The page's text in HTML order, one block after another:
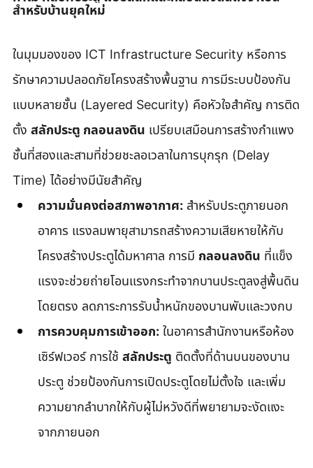
สำหรับบ้านยุคใหม่
ในมุมมองของ ICT Infrastructure Security หรือการ
รักษาความปลอดภัยโครงสร้างพื้นฐาน การมีระบบป้องกัน
แบบหลายชั้น (Layered Security) คือหัวใจสำคัญ การติด
ตั้ง สลักประตู กลอนลงดิน เปรียบเสมือนการสร้างกำแพง
ชั้นที่สองและสามที่ช่วยชะลอเวลาในการบุกรุก (Delay
Time) ได้อย่างมีนัยสำคัญ
ความมั่นคงต่อสภาพอากาศ: สำหรับประตูภายนอก
อาคาร แรงลมพายุสามารถสร้างความเสียหายให้กับ
โครงสร้างประตูได้มหาศาล การมี กลอนลงดิน ที่แข็ง
แรงจะช่วยถ่ายโอนแรงกระทำจากบานประตูลงสู่พื้นดิน
โดยตรง ลดภาระการรับน้ำหนักของบานพับและวงกบ
การควบคุมการเข้าออก: ในอาคารสำนักงานหรือห้อง
เซิร์ฟเวอร์ การใช้ สลักประตู ติดตั้งที่ด้านบนของบาน
ประตู ช่วยป้องกันการเปิดประตูโดยไม่ตั้งใจ และเพิ่ม
ความยากลำบากให้กับผู้ไม่หวังดีที่พยายามจะงัดแงะ
จากภายนอก